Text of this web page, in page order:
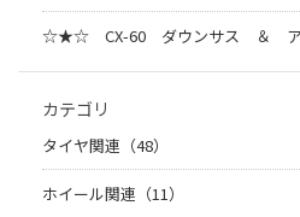
☆★☆ CX-60 ダウンサス ＆
カテゴリ
タイヤ関連（48）
ホイール関連（11）